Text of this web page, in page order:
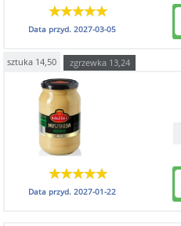
Data przyd.2027-03-05
sztuka 14,50 zgrzewka 13,24
Data przyd.2027-01-22